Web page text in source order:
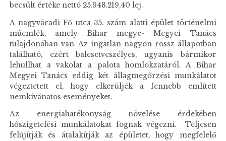
becsült értéke nettó 25.948.219,40 lej.
A nagyváradi Fő utca 35. szám alatti épület történelmi
műemlék, amely Bihar megye- Megyei Tanács
tulajdonában van. Az ingatlan nagyon rossz állapotban
található, ezért balesetveszélyes, ugyanis bármikor
lehullhat a vakolat a palota homlokzatáról. A Bihar
Megyei Tanács eddig két állagmegőrzési munkálatot
végeztetett el, hogy elkerüljék a fennebb említett
nemkívánatos eseményeket.
Az energiahatékonyság növelése érdekében
hőszigetelési munkálatokat fognak végezni. Teljesen
felújítják és átalakítják az épületet, hogy megfelelő